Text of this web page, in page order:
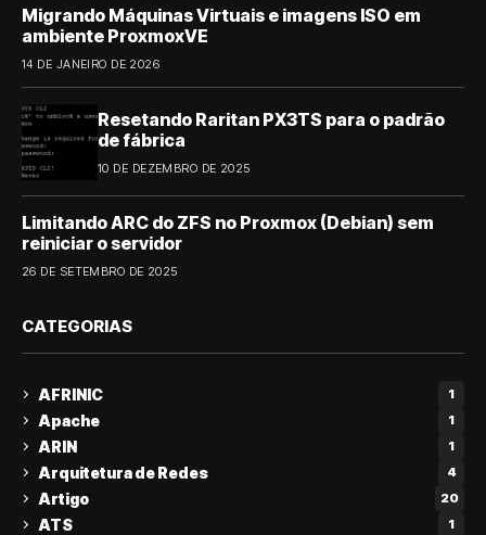
Migrando Máquinas Virtuais e imagens ISO em
ambiente ProxmoxVE
14 DE JANEIRO DE 2026
Resetando Raritan PX3TS para o padrão
de fábrica
10 DE DEZEMBRO DE 2025
Limitando ARC do ZFS no Proxmox (Debian) sem
reiniciar o servidor
26 DE SETEMBRO DE 2025
CATEGORIAS
AFRINIC 1
Apache 1
ARIN 1
Arquitetura de Redes 4
Artigo 20
ATS 1